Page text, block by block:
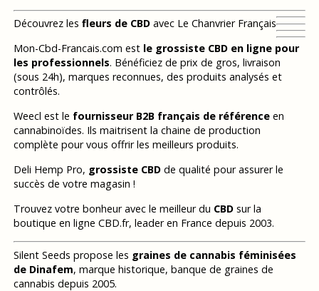
Découvrez les fleurs de CBDavec Le Chanvrier Français
Mon-Cbd-Francais.com est le grossiste CBD en ligne pour
les professionnels. Bénéficiez de prix de gros, livraison
(sous 24h), marques reconnues, des produits analysés et
contrôlés.
Weecl est le fournisseur B2B français de référenceen
cannabinoïdes. Ils maitrisent la chaine de production
complète pour vous offrir les meilleurs produits.
Deli Hemp Pro, grossiste CBDde qualité pour assurer le
succès de votre magasin !
Trouvez votre bonheur avec le meilleur du CBDsur la
boutique en ligne CBD.fr, leader en France depuis 2003.
Silent Seeds propose les graines de cannabis féminisées
de Dinafem, marque historique, banque de graines de
cannabis depuis 2005.